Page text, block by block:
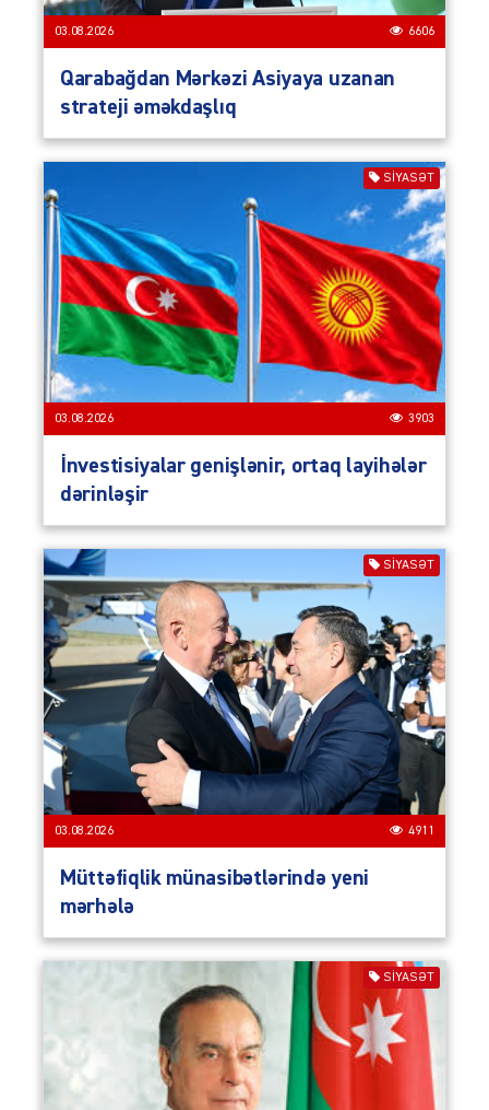
03.08.2026 6606
Qarabağdan Mərkəzi Asiyaya uzanan
strateji əməkdaşlıq
SIYASƏT
03.08.2026 3903
İnvestisiyalar genişlənir, ortaq layihələr
dərinləşir
SIYASƏT
03.08.2026 4911
Müttəfiqlik münasibətlərində yeni
mərhələ
SIYASƏT